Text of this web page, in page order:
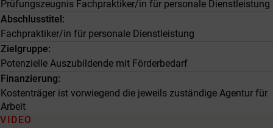
Prüfungszeugnis Fachpraktiker/in für personale Dienstleistung
Abschlusstitel
Fachpraktiker/in für personale Dienstleistung
Zielgruppe
Potenzielle Auszubildende mit Förderbedarf
Finanzierung
Kostenträger ist vorwiegend die jeweils zuständige Agentur für
Arbeit
VIDEO